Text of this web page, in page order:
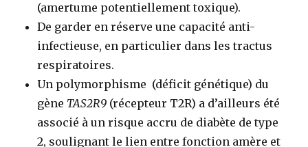
(amertume potentiellement toxique).
De garder en réserve une capacité anti-
infectieuse, en particulier dans les tractus
respiratoires.
Un polymorphisme (déficit génétique) du
gène TAS2R9 (récepteur T2R) a d’ailleurs été
associé à un risque accru de diabète de type
2, soulignant le lien entre fonction amère et